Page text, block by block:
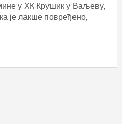
у ХК Крушик у Ваљеву,
је лакше повређено,